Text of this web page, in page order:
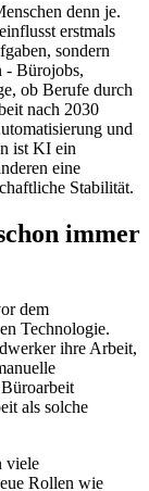
denn je.
erstmals
sondern
- Bürojobs,
ob Berufe durch
nach 2030
und
ist KI ein
eine
Stabilität.
immer
dem
Technologie.
ihre Arbeit,
als solche
viele
Rollen wie